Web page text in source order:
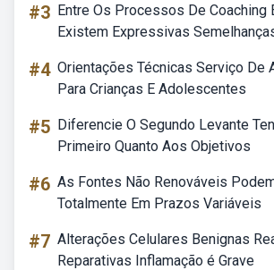
#3 Entre Os Processos De Coaching
Existem Expressivas
#4 Orientações Técnicas Serviço De
Para Crianças E Adolescentes
#5 Diferencie O Segundo Levante
Primeiro Quanto Aos Objetivos
#6 As Fontes Não Renováveis
Totalmente Em Prazos Variáveis
#7 Alterações Celulares Benignas
Reparativas Inflamação é Grave